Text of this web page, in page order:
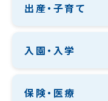
出産・子育て
入園・入学
保険・医療